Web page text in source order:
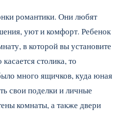
романтики. Они любят
уют и комфорт. Ребенок
в которой вы установите
столика, то
много ящичков, куда юная
свои поделки и личные
комнаты, а также двери